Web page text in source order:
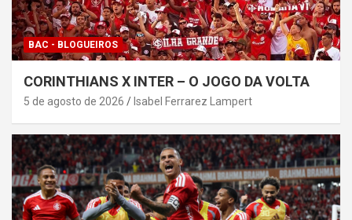
BAC - BLOGUEIROS
CORINTHIANS X INTER – O JOGO DA VOLTA
5 de agosto de 2026 Isabel Ferrarez Lampert